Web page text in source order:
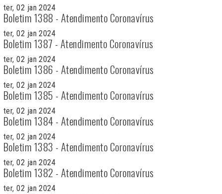
ter, 02 jan 2024
Boletim 1388 - Atendimento Coronavírus
ter, 02 jan 2024
Boletim 1387 - Atendimento Coronavírus
ter, 02 jan 2024
Boletim 1386 - Atendimento Coronavírus
ter, 02 jan 2024
Boletim 1385 - Atendimento Coronavírus
ter, 02 jan 2024
Boletim 1384 - Atendimento Coronavírus
ter, 02 jan 2024
Boletim 1383 - Atendimento Coronavírus
ter, 02 jan 2024
Boletim 1382 - Atendimento Coronavírus
ter, 02 jan 2024